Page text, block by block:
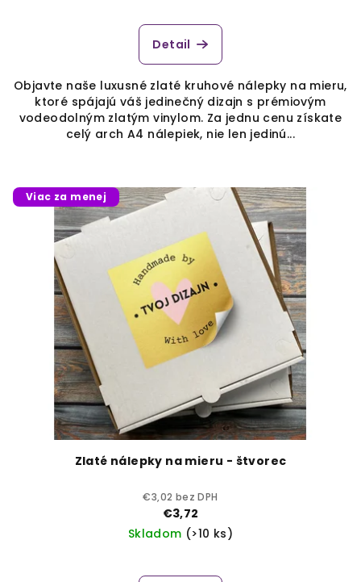
hodnotenie
produktu
z
5
hviezdičiek.
Detail
Objavte naše luxusné zlaté kruhové nálepky na mieru,
ktoré spájajú váš jedinečný dizajn s prémiovým
vodeodolným zlatým vinylom. Za jednu cenu získate
celý arch A4 nálepiek, nie len jedinú...
Viac za menej
Zlaté nálepky na mieru - štvorec
€3,02 bez DPH
€3,72
Skladom (>10 ks)